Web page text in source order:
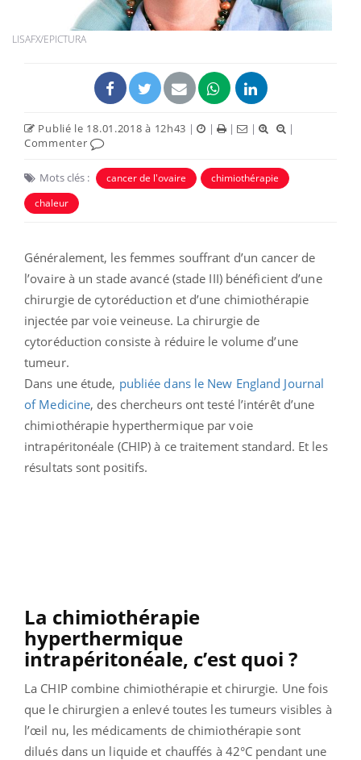
LISAFX/EPICTURA
Publié le 18.01.2018 à 12h43 | | | |
|
Commenter
Mots clés : cancer de l'ovaire
chimiothérapie
chaleur
Généralement, les femmes souffrant d’un cancer de
l’ovaire à un stade avancé (stade III) bénéficient d’une
chirurgie de cytoréduction et d’une chimiothérapie
injectée par voie veineuse. La chirurgie de
cytoréduction consiste à réduire le volume d’une
tumeur.
Dans une étude, publiée dans le New England Journal
of Medicine, des chercheurs ont testé l’intérêt d’une
chimiothérapie hyperthermique par voie
intrapéritonéale (CHIP) à ce traitement standard. Et les
résultats sont positifs.
La chimiothérapie
hyperthermique
intrapéritonéale, c’est quoi ?
La CHIP combine chimiothérapie et chirurgie. Une fois
que le chirurgien a enlevé toutes les tumeurs visibles à
l’œil nu, les médicaments de chimiothérapie sont
dilués dans un liquide et chauffés à 42°C pendant une